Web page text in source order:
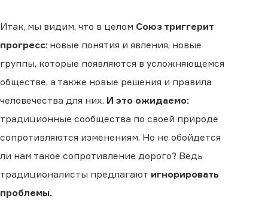
Итак, мы видим, что в целом Союз триггерит
прогресс: новые понятия и явления, новые
группы, которые появляются в усложняющемся
обществе, а также новые решения и правила
человечества для них. И это ожидаемо:
традиционные сообщества по своей природе
сопротивляются изменениям. Но не обойдется
ли нам такое сопротивление дорого? Ведь
традиционалисты предлагают игнорировать
проблемы.